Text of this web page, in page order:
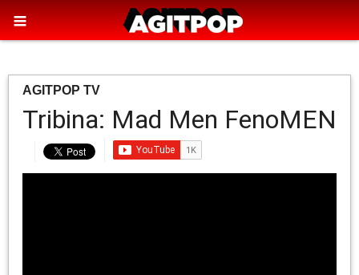
AGITPOP TV
Tribina: Mad Men FenoMEN